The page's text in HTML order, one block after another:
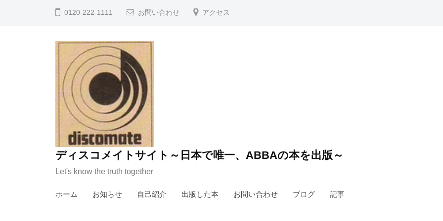
0120-222-1111 お問い合わせ アクセス
ディスコメイトサイト～日本で唯一、ABBAの本を出版～
Let's know the truth together
ホーム お知らせ 自己紹介 出版した本 お問い合わせ ブログ 記事